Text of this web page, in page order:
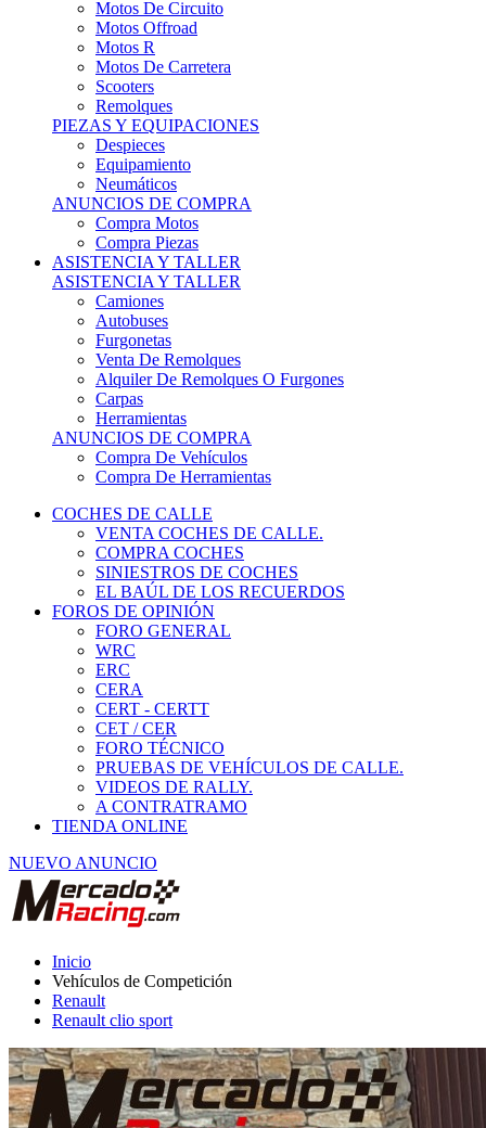
Motos R
Motos De Carretera
Scooters
Remolques
PIEZAS Y EQUIPACIONES
Despieces
Equipamiento
Neumáticos
ANUNCIOS DE COMPRA
Compra Motos
Compra Piezas
ASISTENCIA Y TALLER
ASISTENCIA Y TALLER
Camiones
Autobuses
Furgonetas
Venta De Remolques
Alquiler De Remolques O Furgones
Carpas
Herramientas
ANUNCIOS DE COMPRA
Compra De Vehículos
Compra De Herramientas
COCHES DE CALLE
VENTA COCHES DE CALLE.
COMPRA COCHES
SINIESTROS DE COCHES
EL BAÚL DE LOS RECUERDOS
FOROS DE OPINIÓN
FORO GENERAL
WRC
ERC
CERA
CERT - CERTT
CET / CER
FORO TÉCNICO
PRUEBAS DE VEHÍCULOS DE CALLE.
VIDEOS DE RALLY.
A CONTRATRAMO
TIENDA ONLINE
NUEVO ANUNCIO
Vehículos de Competición
Renault
Renault clio sport